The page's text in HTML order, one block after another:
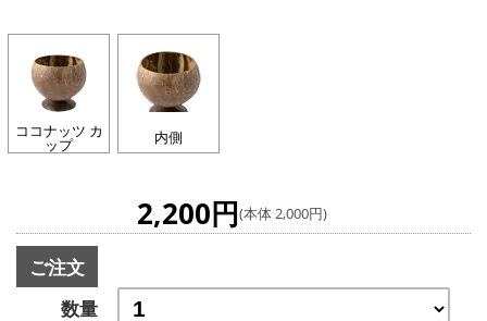
ココナッツ カ
ップ 内側
2,200円(本体 2,000円)
ご注文
数量